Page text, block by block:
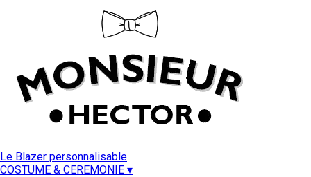
Le Blazer personnalisable
COSTUME & CEREMONIE ▾